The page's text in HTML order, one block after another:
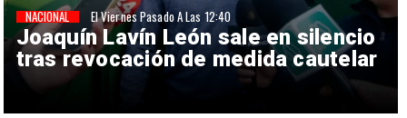
Joaquín Lavín León sale en silencio
tras revocación de medida cautelar
NACIONAL El Viernes Pasado A Las 12:40